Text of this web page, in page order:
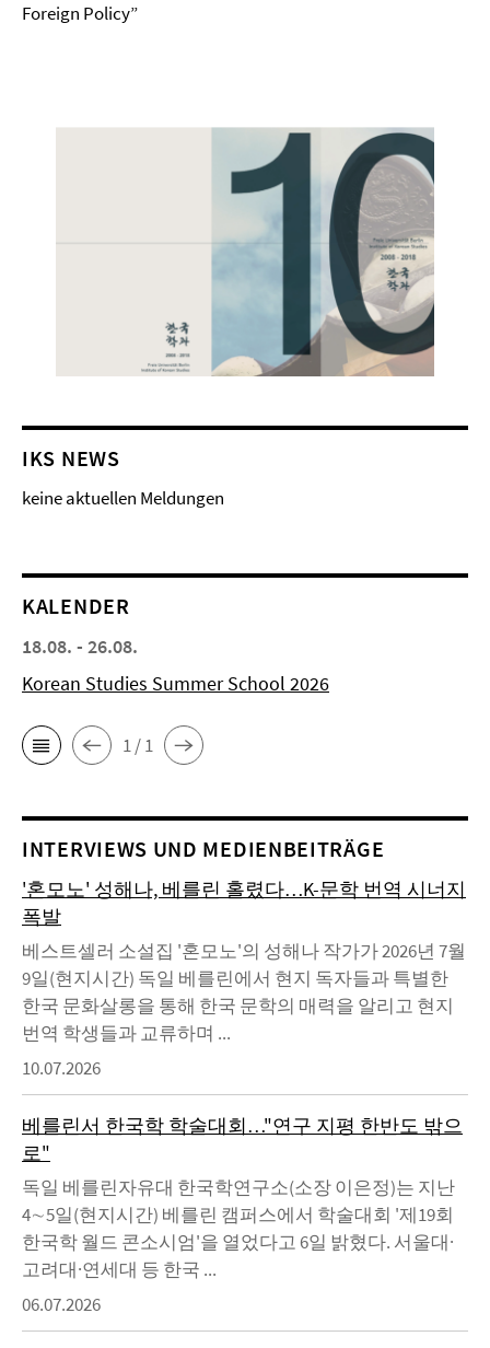
Foreign Policy”
IKS NEWS
keine aktuellen Meldungen
KALENDER
18.08. - 26.08.
Korean Studies Summer School 2026
1 / 1
INTERVIEWS UND MEDIENBEITRÄGE
'혼모노' 성해나, 베를린 홀렸다…K-문학 번역 시너지
폭발
베스트셀러 소설집 '혼모노'의 성해나 작가가 2026년 7월
9일(현지시간) 독일 베를린에서 현지 독자들과 특별한
한국 문화살롱을 통해 한국 문학의 매력을 알리고 현지
번역 학생들과 교류하며 ...
10.07.2026
베를린서 한국학 학술대회…"연구 지평 한반도 밖으
로"
독일 베를린자유대 한국학연구소(소장 이은정)는 지난
4∼5일(현지시간) 베를린 캠퍼스에서 학술대회 '제19회
한국학 월드 콘소시엄'을 열었다고 6일 밝혔다. 서울대·
고려대·연세대 등 한국 ...
06.07.2026